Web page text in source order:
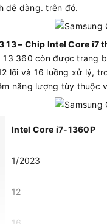
dễ dàng. trên đó.
13 – Chip Intel Core i7
13 360 còn được trang
lõi và 16 luồng xử lý,
năng lượng tùy
Intel Core i7-1360P
1/2023
12